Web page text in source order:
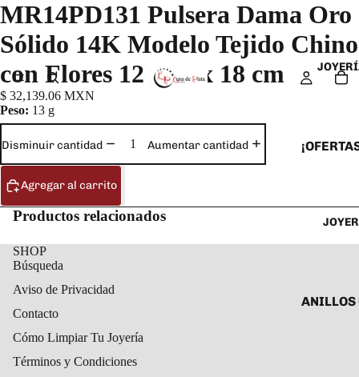
ANILLOS
MR14PD131 Pulsera Dama Oro
Sólido 14K Modelo Tejido Chino
con Flores 12 mm x 18 cm
$ 32,139.06 MXN
Peso: 13 g
Disminuir cantidad Aumentar cantidad
Agregar al carrito
Productos relacionados
SHOP
Búsqueda
Aviso de Privacidad
Contacto
Cómo Limpiar Tu Joyería
Términos y Condiciones